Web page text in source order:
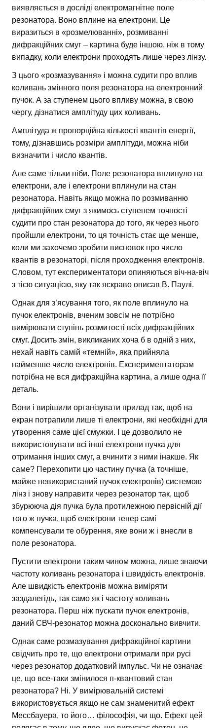
виявляється в досліді електромагнітне поле
резонатора. Воно вплине на електрони. Це
виразиться в «розмелюванні», розмиванні
дифракційних смуг – картина буде іншою, ніж в тому
випадку, коли електрони проходять лише через лінзу.
З цього «розмазування» і можна судити про вплив
коливань змінного поля резонатора на електронний
пучок. А за ступенем цього впливу можна, в свою
чергу, дізнатися амплітуду цих коливань.
Амплітуда ж пропорційна кількості квантів енергії,
тому, дізнавшись розміри амплітуди, можна ніби
визначити і число квантів.
Але саме тільки ніби. Поле резонатора вплинуло на
електрони, але і електрони вплинули на стан
резонатора. Навіть якщо можна по розмиванню
дифракційних смуг з якимось ступенем точності
судити про стан резонатора до того, як через нього
пройшли електрони, то ця точність стає ще менше,
коли ми захочемо зробити висновок про число
квантів в резонаторі, після проходження електронів.
Словом, тут експериментатори опиняються віч-на-віч
з тією ситуацією, яку так яскраво описав В. Паулі.
Однак для з’ясування того, як поле вплинуло на
пучок електронів, вченим зовсім не потрібно
вимірювати ступінь розмитості всіх дифракційних
смуг. Досить змін, викликаних хоча б в одній з них,
нехай навіть самій «темній», яка прийняла
найменше число електронів. Експериментаторам
потрібна не вся дифракційна картина, а лише одна її
деталь.
Вони і вирішили організувати прилад так, щоб на
екран потрапили лише ті електрони, які необхідні для
утворення саме цієї смужки. І це дозволило не
використовувати всі інші електрони пучка для
отримання інших смуг, а вчинити з ними інакше. Як
саме? Перехопити цю частину пучка (а точніше,
майже невикористаний пучок електронів) системою
лінз і знову направити через резонатор так, щоб
збурююча дія пучка була протилежною первісній дії
того ж пучка, щоб електрони тепер самі
компенсували те обурення, яке вони ж і внесли в
поле резонатора.
Пустити електрони таким чином можна, лише знаючи
частоту коливань резонатора і швидкість електронів.
Але швидкість електронів можна виміряти
заздалегідь, так само як і частоту коливань
резонатора. Перш ніж пускати пучок електронів,
даний СВЧ-резонатор можна досконально вивчити.
Однак саме розмазування дифракційної картини
свідчить про те, що електрони отримали при русі
через резонатор додатковий імпульс. Чи не означає
це, що все-таки змінилося п-квантовий стан
резонатора? Ні. У вимірювальній системі
використовується якщо не сам знаменитий ефект
Мессбауера, то його… філософія, чи що. Ефект цей